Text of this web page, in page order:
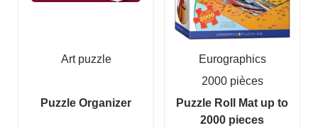
Art puzzle
Puzzle Organizer
Eurographics
2000 pièces
Puzzle Roll Mat up to
2000 pieces